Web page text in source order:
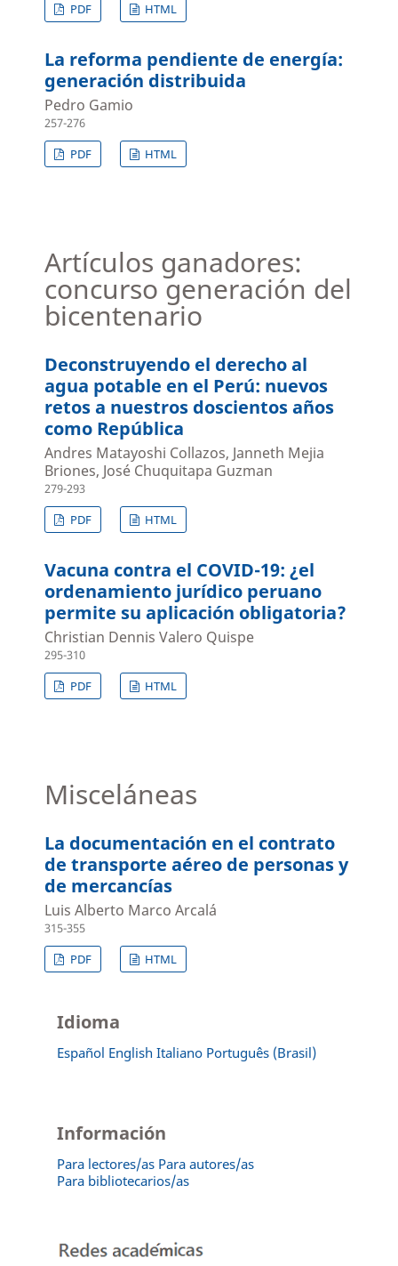
PDF
HTML
La reforma pendiente de energía:
generación distribuida
Pedro Gamio
257-276
PDF
HTML
Artículos ganadores:
concurso generación del
bicentenario
Deconstruyendo el derecho al
agua potable en el Perú: nuevos
retos a nuestros doscientos años
como República
Andres Matayoshi Collazos, Janneth Mejia
Briones, José Chuquitapa Guzman
279-293
PDF
HTML
Vacuna contra el COVID-19: ¿el
ordenamiento jurídico peruano
permite su aplicación obligatoria?
Christian Dennis Valero Quispe
295-310
PDF
HTML
Misceláneas
La documentación en el contrato
de transporte aéreo de personas y
de mercancías
Luis Alberto Marco Arcalá
315-355
PDF
HTML
Idioma
Español English Italiano Português (Brasil)
Información
Para lectores/as Para autores/as
Para bibliotecarios/as